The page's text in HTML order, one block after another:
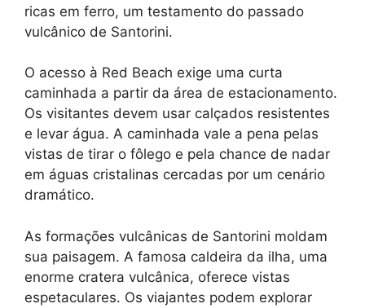
ricas em ferro, um testamento do passado
vulcânico de Santorini.
O acesso à Red Beach exige uma curta
caminhada a partir da área de estacionamento.
Os visitantes devem usar calçados resistentes
e levar água. A caminhada vale a pena pelas
vistas de tirar o fôlego e pela chance de nadar
em águas cristalinas cercadas por um cenário
dramático.
As formações vulcânicas de Santorini moldam
sua paisagem. A famosa caldeira da ilha, uma
enorme cratera vulcânica, oferece vistas
espetaculares. Os viajantes podem explorar